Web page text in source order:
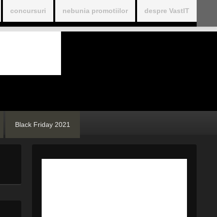
concursuri nebunia promotiilor despre VastIT
Black Friday 2021